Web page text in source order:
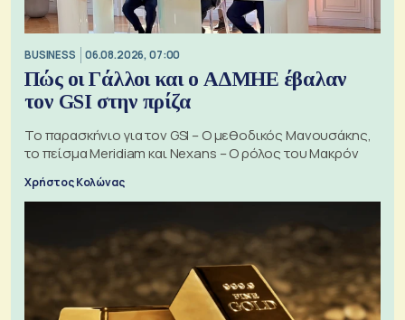
BUSINESS 06.08.2026, 07:00
Πώς οι Γάλλοι και ο ΑΔΜΗΕ έβαλαν
τον GSI στην πρίζα
Το παρασκήνιο για τον GSI – Ο μεθοδικός Μανουσάκης,
το πείσμα Meridiam και Nexans – Ο ρόλος του Μακρόν
Χρήστος Κολώνας